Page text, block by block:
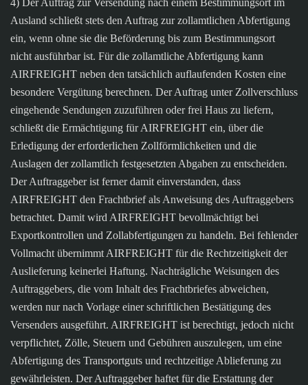
4) Der Auftrag zur Versendung nach einem Bestimmungsort im
Ausland schließt stets den Auftrag zur zollamtlichen Abfertigung
ein, wenn ohne sie die Beförderung bis zum Bestimmungsort
nicht ausführbar ist. Für die zollamtliche Abfertigung kann
AIRFREIGHT neben den tatsächlich auflaufenden Kosten eine
besondere Vergütung berechnen. Der Auftrag unter Zollverschluss
eingehende Sendungen zuzuführen oder frei Haus zu liefern,
schließt die Ermächtigung für AIRFREIGHT ein, über die
Erledigung der erforderlichen Zollförmlichkeiten und die
Auslagen der zollamtlich festgesetzten Abgaben zu entscheiden.
Der Auftraggeber ist ferner damit einverstanden, dass
AIRFREIGHT den Frachtbrief als Anweisung des Auftraggebers
betrachtet. Damit wird AIRFREIGHT bevollmächtigt bei
Exportkontrollen und Zollabfertigungen zu handeln. Bei fehlender
Vollmacht übernimmt AIRFREIGHT für die Rechtzeitigkeit der
Auslieferung keinerlei Haftung. Nachträgliche Weisungen des
Auftraggebers, die vom Inhalt des Frachtbriefes abweichen,
werden nur nach Vorlage einer schriftlichen Bestätigung des
Versenders ausgeführt. AIRFREIGHT ist berechtigt, jedoch nicht
verpflichtet, Zölle, Steuern und Gebühren auszulegen, um eine
Abfertigung des Transportguts und rechtzeitige Ablieferung zu
gewährleisten. Der Auftraggeber haftet für die Erstattung der